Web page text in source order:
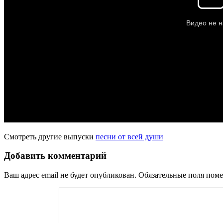
Смотреть другие выпуски песни от всей души
Добавить комментарий
Ваш адрес email не будет опубликован. Обязательные поля